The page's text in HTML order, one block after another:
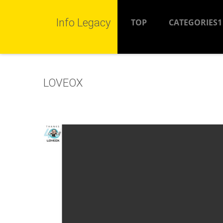
Info Legacy TOP CATEGORIES1
LOVEOX